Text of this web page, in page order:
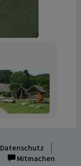
Datenschutz
Mitmachen